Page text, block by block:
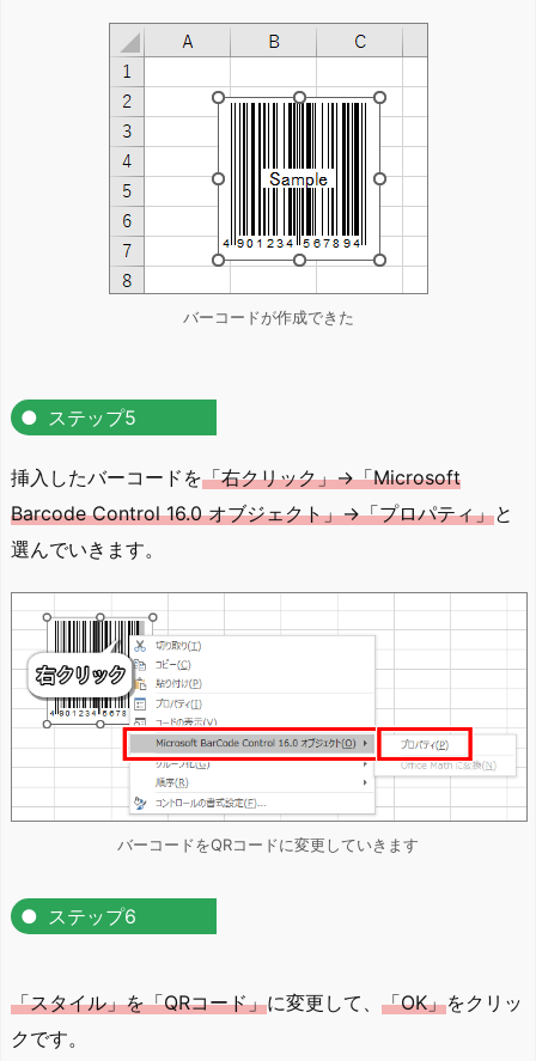
バーコードが作成できた
ステップ5
挿入したバーコードを「右クリック」→「Microsoft
Barcode Control 16.0 オブジェクト」→「プロパティ」と
選んでいきます。
バーコードをQRコードに変更していきます
ステップ6
「スタイル」を「QRコード」に変更して、 「OK」をクリッ
クです。